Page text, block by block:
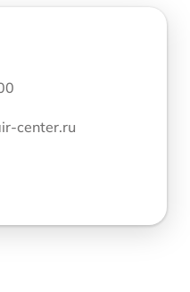
center.ru